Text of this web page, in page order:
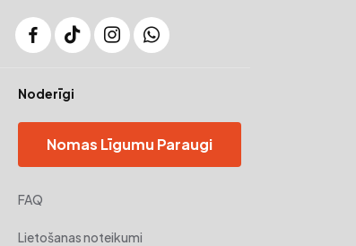
Noderīgi
Nomas Līgumu Paraugi
FAQ
Lietošanas noteikumi